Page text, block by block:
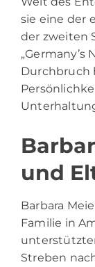
sie eine der
der zweiten
„Germany’s
Durchbruch
und
Barbara
Familie in
Streben